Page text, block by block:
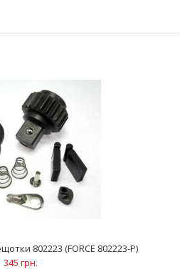
80222 (FORCE 80222-P)
грн.
802223 (FORCE 802223-P)
345 грн.